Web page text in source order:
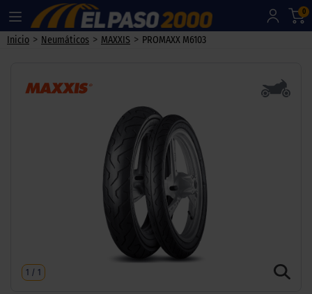
0
Inicio > Neumáticos > MAXXIS > PROMAXX M6103
1 / 1